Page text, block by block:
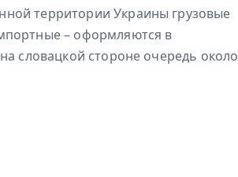
территории Украины грузовые
– оформляются в
словацкой стороне очередь около